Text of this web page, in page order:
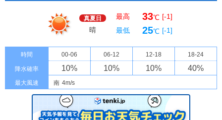
真夏日
晴
最高 33℃ [-1]
最低
25℃ [-1]
時間 00-06 06-12 12-18 18-24
降水確率 10% 10% 10% 40%
最大風速 南 4m/s